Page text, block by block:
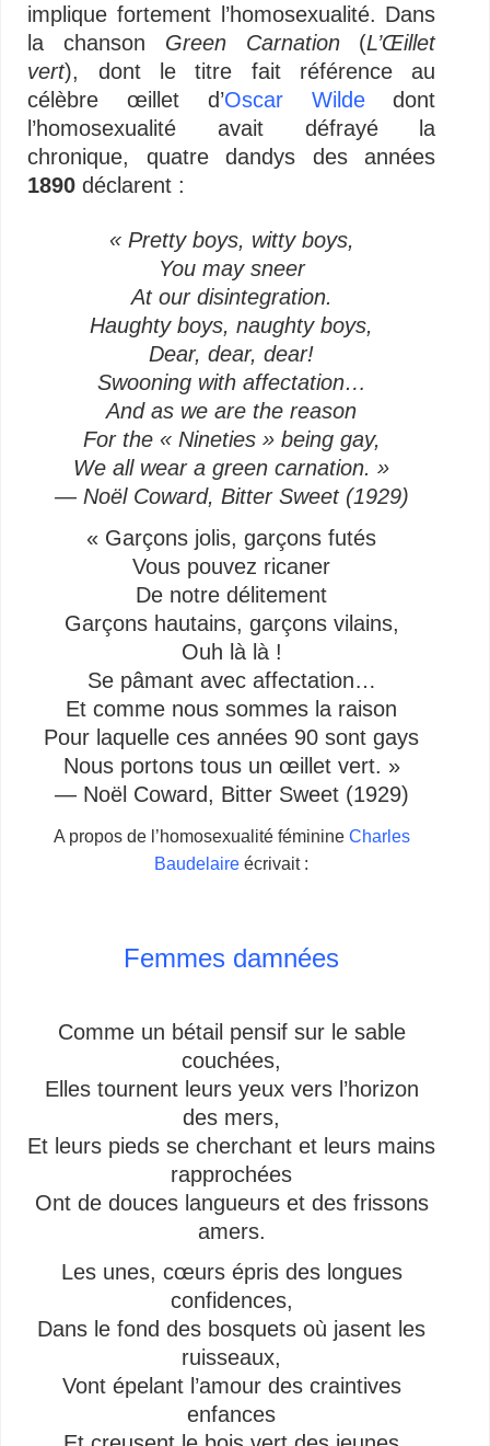
implique fortement l’homosexualité. Dans
la chanson Green Carnation(L’Œillet
vert), dont le titre fait référence au
célèbre œillet d’Oscar Wildedont
l’homosexualité avait défrayé la
chronique, quatre dandys des années
1890 déclarent :
« Pretty boys, witty boys,
You may sneer
At our disintegration.
Haughty boys, naughty boys,
Dear, dear, dear!
Swooning with affectation…
And as we are the reason
For the « Nineties » being gay,
We all wear a green carnation. »
— Noël Coward, Bitter Sweet (1929)
« Garçons jolis, garçons futés
Vous pouvez ricaner
De notre délitement
Garçons hautains, garçons vilains,
Ouh là là !
Se pâmant avec affectation…
Et comme nous sommes la raison
Pour laquelle ces années 90 sont gays
Nous portons tous un œillet vert. »
— Noël Coward, Bitter Sweet (1929)
A propos de l’homosexualité féminine Charles
Baudelaire écrivait :
Femmes damnées
Comme un bétail pensif sur le sable
couchées,
Elles tournent leurs yeux vers l’horizon
des mers,
Et leurs pieds se cherchant et leurs mains
rapprochées
Ont de douces langueurs et des frissons
amers.
Les unes, cœurs épris des longues
confidences,
Dans le fond des bosquets où jasent les
ruisseaux,
Vont épelant l’amour des craintives
enfances